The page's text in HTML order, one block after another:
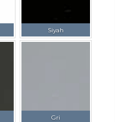
Siyah
Gri